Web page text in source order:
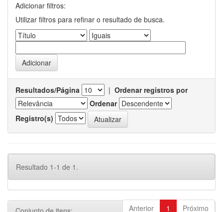
Adicionar filtros:
Utilizar filtros para refinar o resultado de busca.
Resultados/Página | Ordenar registros por
Ordenar
Registro(s)
Resultado 1-1 de 1.
Anterior 1 Próximo